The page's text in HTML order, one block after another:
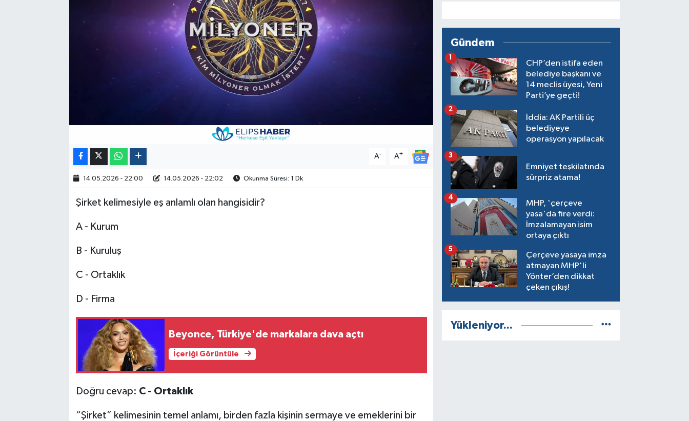
A- A+
14.05.2026 - 22:00 14.05.2026 - 22:02 Okunma Süresi: 1 Dk
Şirket kelimesiyle eş anlamlı olan hangisidir?
A - Kurum
B - Kuruluş
C - Ortaklık
D - Firma
Beyonce, Türkiye'de markalara dava açtı
İçeriği Görüntüle
Doğru cevap: C - Ortaklık
“Şirket” kelimesinin temel anlamı, birden fazla kişinin sermaye ve emeklerini bir
Gündem
CHP’den istifa eden
belediye başkanı ve
14 meclis üyesi, Yeni
Parti’ye geçti!
1
İddia: AK Partili üç
belediyeye
operasyon yapılacak
2
Emniyet teşkilatında
sürpriz atama!
3
MHP, 'çerçeve
yasa'da fire verdi:
İmzalamayan isim
ortaya çıktı
4
Çerçeve yasaya imza
atmayan MHP'li
Yönter’den dikkat
çeken çıkış!
5
Yükleniyor...
2024 Seçim Sonuçları